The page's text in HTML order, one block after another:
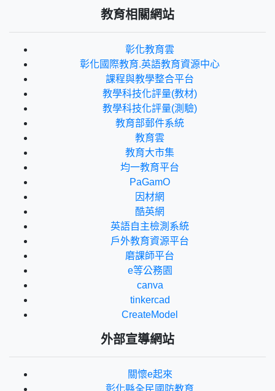
教育相關網站
彰化教育雲
彰化國際教育.英語教育資源中心
課程與教學整合平台
教學科技化評量(教材)
教學科技化評量(測驗)
教育部郵件系統
教育雲
教育大市集
均一教育平台
PaGamO
因材網
酷英網
英語自主檢測系統
戶外教育資源平台
磨課師平台
e等公務園
canva
tinkercad
CreateModel
外部宣導網站
關懷e起來